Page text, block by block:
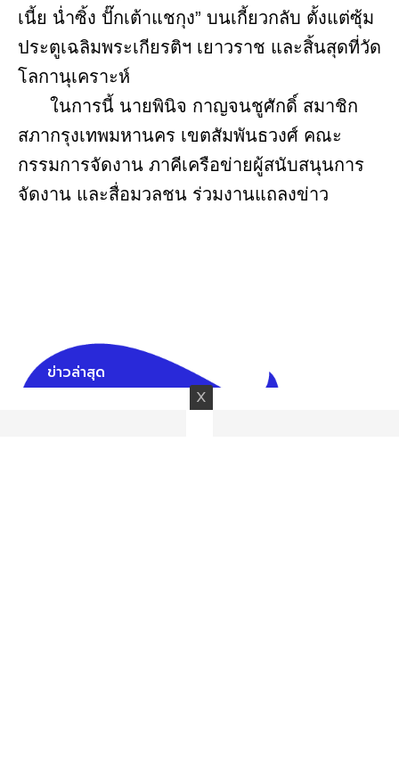
เนี้ย น่ำซิ้ง ปั๊กเต้าแชกุง” บนเกี้ยวกลับ ตั้งแต่ซุ้ม
ประตูเฉลิมพระเกียรติฯ เยาวราช และสิ้นสุดที่วัด
โลกานุเคราะห์
ในการนี้ นายพินิจ กาญจนชูศักดิ์ สมาชิก
สภากรุงเทพมหานคร เขตสัมพันธวงศ์ คณะ
กรรมการจัดงาน ภาคีเครือข่ายผู้สนับสนุนการ
จัดงาน และสื่อมวลชน ร่วมงานแถลงข่าว
ข่าวล่าสุด